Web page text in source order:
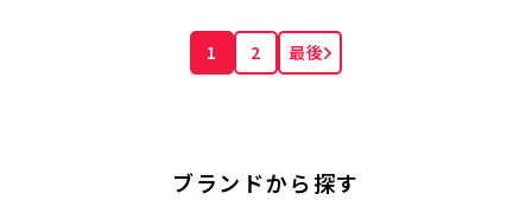
1 2 最後
ブランドから探す